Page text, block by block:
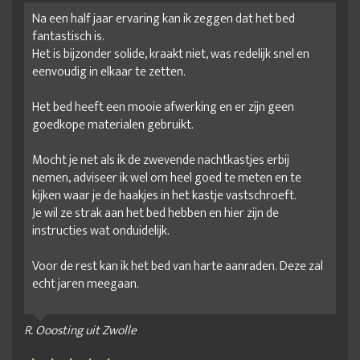
Na een half jaar ervaring kan ik zeggen dat het bed
fantastisch is.
Het is bijzonder solide, kraakt niet, was redelijk snel en
eenvoudig in elkaar te zetten.
Het bed heeft een mooie afwerking en er zijn geen
goedkope materialen gebruikt.
Mocht je net als ik de zwevende nachtkastjes erbij
nemen, adviseer ik wel om heel goed te meten en te
kijken waar je de haakjes in het kastje vastschroeft.
Je wil ze strak aan het bed hebben en hier zijn de
instructies wat onduidelijk.
Voor de rest kan ik het bed van harte aanraden. Deze zal
echt jaren meegaan.
R. Ooosting uit Zwolle